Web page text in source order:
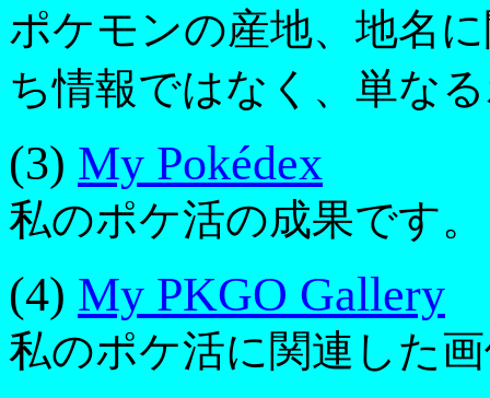
ポケモンの産地、地名
ち情報ではなく、単な
(3) My Pokédex
私のポケ活の成果です。
(4) My PKGO Gallery
私のポケ活に関連した